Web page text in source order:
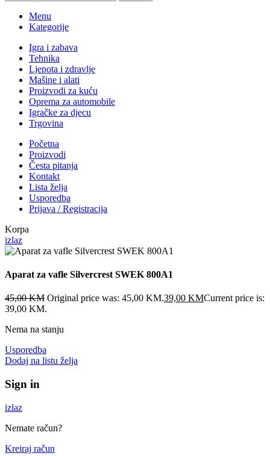
Menu
Kategorije
Igra i zabava
Tehnika
Ljepota i zdravlje
Mašine i alati
Proizvodi za kuću
Oprema za automobile
Igračke za djecu
Trgovina
Početna
Proizvodi
Česta pitanja
Kontakt
Lista želja
Usporedba
Prijava / Registracija
Korpa
izlaz
Aparat za vafle Silvercrest SWEK 800A1
45,00KM Original price was: 45,00 KM.39,00 KMCurrent price is:
39,00 KM.
Nema na stanju
Usporedba
Dodaj na listu želja
Sign in
izlaz
Nemate račun?
Kreiraj račun